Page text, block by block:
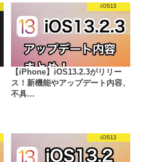
iOS13
【iPhone】iOS13.2.3がリリー
ス！新機能やアップデート内容、
不具…
iOS13